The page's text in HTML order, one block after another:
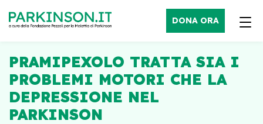
DONA ORA
PRAMIPEXOLO TRATTA SIA I
PROBLEMI MOTORI CHE LA
DEPRESSIONE NEL
PARKINSON